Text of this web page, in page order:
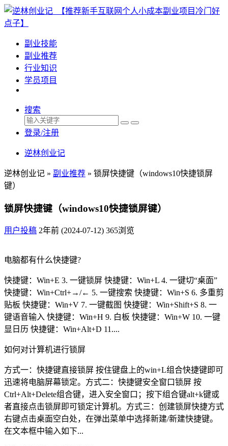
副业技能
副业推荐
行业知识
学员项目
搜索
登录/注册
逆林创业记
逆林创业记 » 副业推荐 » 锁屏快捷键（windows10快捷锁屏
键）
锁屏快捷键（windows10快捷锁屏键）
用户投稿 2年前 (2024-07-12) 365浏览
电脑都有什么快捷键?
快捷键：Win+E 3. 一键锁屏 快捷键：Win+L 4. 一键切“桌面”
快捷键：Win+Ctrl+→/← 5. 一键搜索 快捷键：Win+S 6. 多重剪
贴板 快捷键：Win+V 7. 一键截图 快捷键：Win+Shift+S 8. 一
键语音输入 快捷键：Win+H 9. 白板 快捷键：Win+W 10. 一键
显日历 快捷键：Win+Alt+D 11....
如何对计算机进行锁屏
方式一：快捷键直接锁屏 按住键盘上的win+L组合快捷键即可
迅速将电脑屏幕锁定。方式二：快捷键安全窗口锁屏 按
Ctrl+Alt+Delete组合键，进入安全窗口；按下组合键alt+k键或
者直接点击锁屏即可锁定计算机。方式三：创建锁屏快捷方式
右键点击桌面空白处，在弹出菜单中选择新建/新建快捷键。
在文本框中输入如下...